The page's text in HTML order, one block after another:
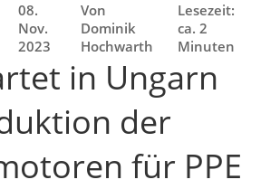
08.
Nov.
2023
Von
Dominik
Hochwarth
Lesezeit:
ca. 2
Minuten
in Ungarn
der
für PPE